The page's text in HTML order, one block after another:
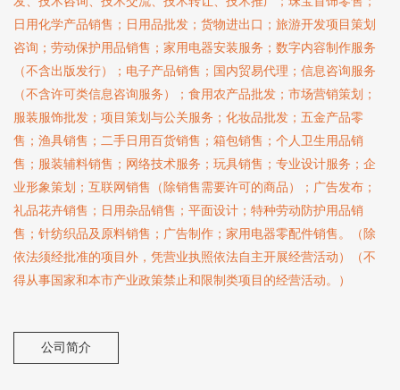
日用化学产品销售；日用品批发；货物进出口；旅游开发项目策划
咨询；劳动保护用品销售；家用电器安装服务；数字内容制作服务
（不含出版发行）；电子产品销售；国内贸易代理；信息咨询服务
（不含许可类信息咨询服务）；食用农产品批发；市场营销策划；
服装服饰批发；项目策划与公关服务；化妆品批发；五金产品零
售；渔具销售；二手日用百货销售；箱包销售；个人卫生用品销
售；服装辅料销售；网络技术服务；玩具销售；专业设计服务；企
业形象策划；互联网销售（除销售需要许可的商品）；广告发布；
礼品花卉销售；日用杂品销售；平面设计；特种劳动防护用品销
售；针纺织品及原料销售；广告制作；家用电器零配件销售。（除
依法须经批准的项目外，凭营业执照依法自主开展经营活动）（不
得从事国家和本市产业政策禁止和限制类项目的经营活动。）
公司简介